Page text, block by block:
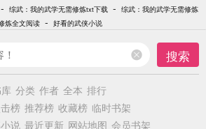
- 综武：我的武学无需修炼txt下载 - 综武：我的武学无需修炼
炼全文阅读 - 好看的武侠小说
搜索
分类 作者 全本 排行
榜 推荐榜 收藏榜 临时书架
说 最近更新 网站地图 会员书架